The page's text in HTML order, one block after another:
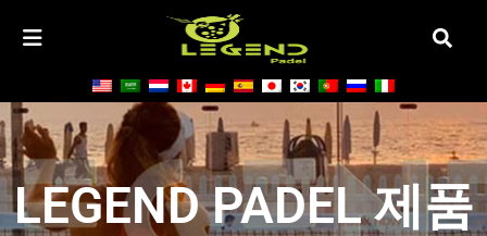
LEGEND PADEL 제품